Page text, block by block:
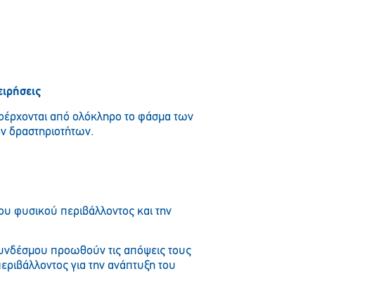
από ολόκληρο το φάσμα των
δραστηριοτήτων.
φυσικού περιβάλλοντος και την
προωθούν τις απόψεις τους
για την ανάπτυξη του